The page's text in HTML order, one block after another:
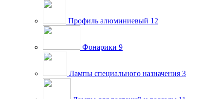
Профиль алюминиевый 12
Фонарики 9
Лампы специального назначения 3